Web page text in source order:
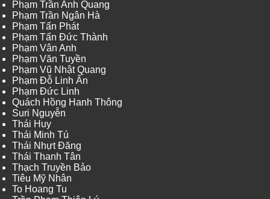
Phạm Trần Anh Quang
Phạm Trần Ngân Hà
Phạm Tấn Phát
Phạm Tấn Đức Thành
Phạm Vân Anh
Phạm Văn Tuyền
Phạm Vũ Nhật Quang
Phạm Đỗ Linh Ấn
Phạm Đức Linh
Quách Hồng Hanh Thông
Suri Nguyễn
Thái Huy
Thái Minh Tú
Thái Nhựt Đăng
Thái Thanh Tân
Thạch Truyền Bảo
Tiêu Mỹ Nhân
To Hoang Tu